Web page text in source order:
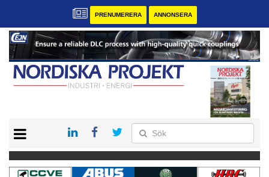
PRENUMERERA ANNONSERA
KONTAKT